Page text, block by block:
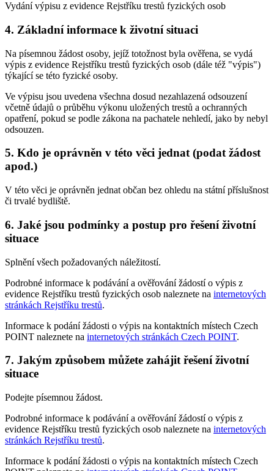
Vydání výpisu z evidence Rejstříku trestů fyzických osob
4. Základní informace k životní situaci
Na písemnou žádost osoby, jejíž totožnost byla ověřena, se vydá
výpis z evidence Rejstříku trestů fyzických osob (dále též "výpis")
týkající se této fyzické osoby.
Ve výpisu jsou uvedena všechna dosud nezahlazená odsouzení
včetně údajů o průběhu výkonu uložených trestů a ochranných
opatření, pokud se podle zákona na pachatele nehledí, jako by nebyl
odsouzen.
5. Kdo je oprávněn v této věci jednat (podat žádost
apod.)
V této věci je oprávněn jednat občan bez ohledu na státní příslušnost
či trvalé bydliště.
6. Jaké jsou podmínky a postup pro řešení životní
situace
Splnění všech požadovaných náležitostí.
Podrobné informace k podávání a ověřování žádostí o výpis z
evidence Rejstříku trestů fyzických osob naleznete na internetových
stránkách Rejstříku trestů.
Informace k podání žádosti o výpis na kontaktních místech Czech
POINT naleznete na internetových stránkách Czech POINT.
7. Jakým způsobem můžete zahájit řešení životní
situace
Podejte písemnou žádost.
Podrobné informace k podávání a ověřování žádostí o výpis z
evidence Rejstříku trestů fyzických osob naleznete na internetových
stránkách Rejstříku trestů.
Informace k podání žádosti o výpis na kontaktních místech Czech